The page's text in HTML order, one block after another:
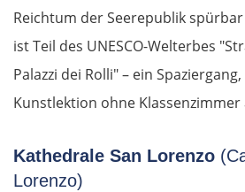
Reichtum der Seerepublik
ist Teil des UNESCO-Welterbes
Palazzi dei Rolli" – ein
Kunstlektion ohne
Kathedrale San Lorenzo
Lorenzo)